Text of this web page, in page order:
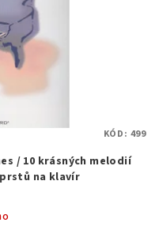
/ 10 krásných melodií
na klavír
KÓD: 499